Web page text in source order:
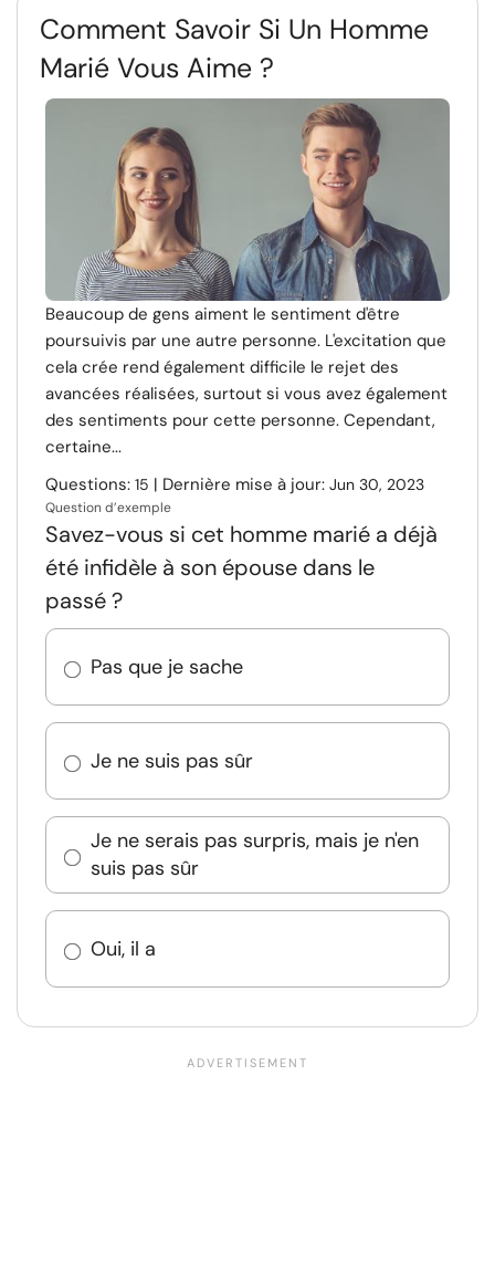
Comment Savoir Si Un Homme
Marié Vous Aime ?
Beaucoup de gens aiment le sentiment d'être
poursuivis par une autre personne. L'excitation que
cela crée rend également difficile le rejet des
avancées réalisées, surtout si vous avez également
des sentiments pour cette personne. Cependant,
certaine...
Questions: 15 | Dernière mise à jour: Jun 30, 2023
Question d’exemple
Savez-vous si cet homme marié a déjà
été infidèle à son épouse dans le
passé ?
Pas que je sache
Je ne suis pas sûr
Je ne serais pas surpris, mais je n'en
suis pas sûr
Oui, il a